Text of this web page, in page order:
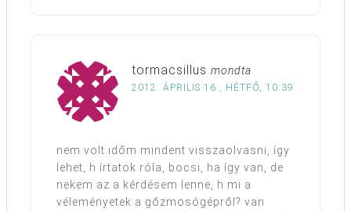
tormacsillus mondta
2012. ÁPRILIS 16., HÉTFŐ, 10:39
nem volt időm mindent visszaolvasni, így
lehet, h írtatok róla, bocsi, ha így van, de
nekem az a kérdésem lenne, h mi a
véleményetek a gőzmosógépről? van